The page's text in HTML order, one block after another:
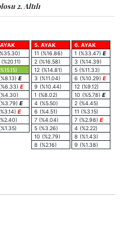
2. Altılı
E
E
E
E
5. AYAK
11 (%16.86)
2 (%16.58)
12 (%14.81)
3 (%11.04)
9 (%10.44)
1 (%8.02)
4 (%5.50)
6 (%4.51)
7 (%4.04)
5 (%3.26)
10 (%2.79)
8 (%2.16)
6. AYAK
1 (%33.47) E
3 (%14.39)
5 (%11.33)
6 (%10.29) E
12 (%9.12)
10 (%5.78) E
2 (%4.45)
11 (%3.15)
7 (%2.98) E
4 (%2.22)
8 (%1.43)
9 (%1.38)